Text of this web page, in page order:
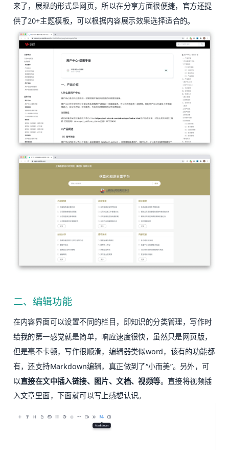
来了，展现的形式是网页，所以在分享方面很便捷，官方还提
供了20+主题模板，可以根据内容展示效果选择适合的。
二、编辑功能
在内容界面可以设置不同的栏目，即知识的分类管理，写作时
给我的第一感觉就是简单，响应速度很快，虽然只是网页版，
但是毫不卡顿，写作很顺滑，编辑器类似word，该有的功能都
有，还支持Markdown编辑，真正做到了“小而美”。另外，可
以直接在文中插入链接、图片、文档、视频等。直接将视频插
入文章里面，下面就可以写上感想认识。